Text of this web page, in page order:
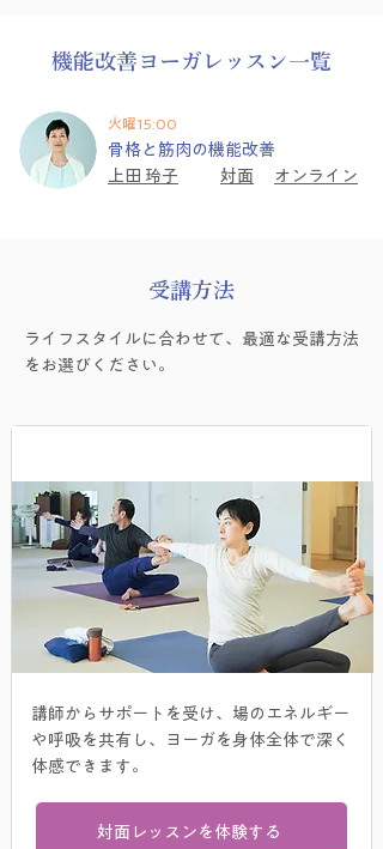
機能改善ヨーガレッスン一覧
火曜15:00
骨格と筋肉の機能改善
上田 玲子
対面 ​オンライン
受講方法
ライフスタイルに合わせて、最適な受講方法
をお選びください。
講師からサポートを受け、場のエネルギー
や呼吸を共有し、ヨーガを身体全体で深く
体感できます。​
対面レッスンを体験する